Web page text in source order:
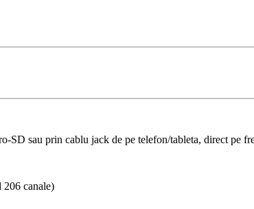
SD sau prin cablu jack de pe telefon/tableta, direct pe
canale)